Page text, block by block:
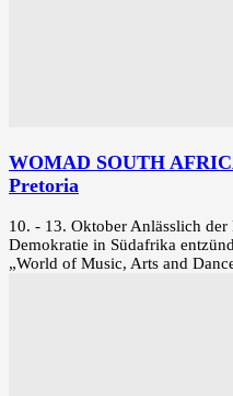
WOMAD SOUTH
Pretoria
10. - 13. Oktober Anlässlich
Demokratie in Südafrika
„World of Music, Arts and